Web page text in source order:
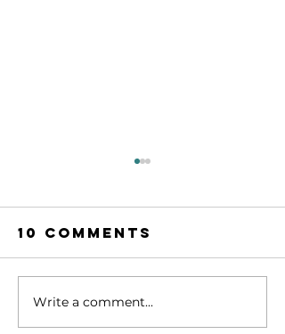
Beasiswa
kuliah 100%
10 Comments
Write a comment...